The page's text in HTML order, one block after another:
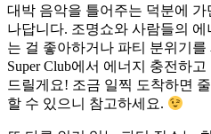
대박 음악을 틀어주는 덕분에
나답니다. 조명쇼와 사람들의
는 걸 좋아하거나 파티 분위기
Super Club에서 에너지 충전하
드릴게요! 조금 일찍 도착하면
할 수 있으니 참고하세요.